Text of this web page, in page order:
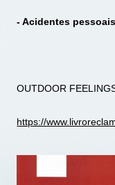
- Acidentes
OUTDOOR
https://